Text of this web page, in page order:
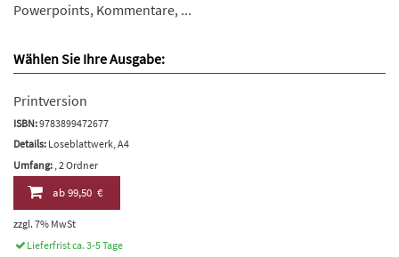
Powerpoints, Kommentare, ...
Wählen Sie Ihre Ausgabe:
Printversion
ISBN:9783899472677
Details: Loseblattwerk, A4
Umfang: , 2 Ordner
ab99,50 €
zzgl. 7% MwSt
Lieferfrist ca. 3-5 Tage